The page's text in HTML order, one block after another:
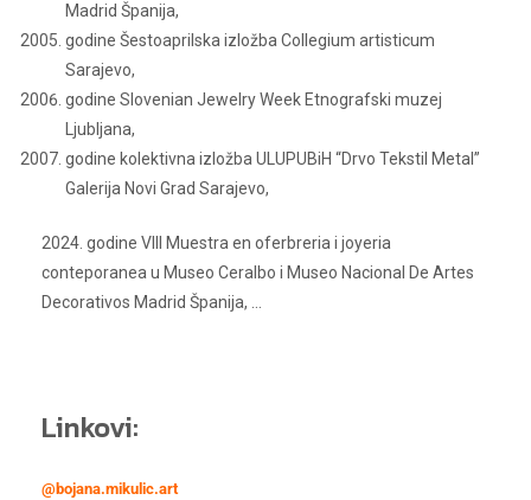
Madrid Španija,
godine Šestoaprilska izložba Collegium artisticum
Sarajevo,
godine Slovenian Jewelry Week Etnografski muzej
Ljubljana,
godine kolektivna izložba ULUPUBiH “Drvo Tekstil Metal”
Galerija Novi Grad Sarajevo,
2024. godine VIII Muestra en oferbreria i joyeria
conteporanea u Museo Ceralbo i Museo Nacional De Artes
Decorativos Madrid Španija, …
Linkovi:
@bojana.mikulic.art